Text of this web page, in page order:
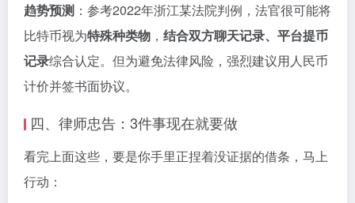
趋势预测 ：参考2022年浙江某法院判例，法官很可能将
比特币视为特殊种类物 ， 结合双方聊天记录、平台提币
记录综合认定。但为避免法律风险，强烈建议用人民币
计价并签书面协议。
四、律师忠告：3件事现在就要做
看完上面这些，要是你手里正捏着没证据的借条，马上
行动：